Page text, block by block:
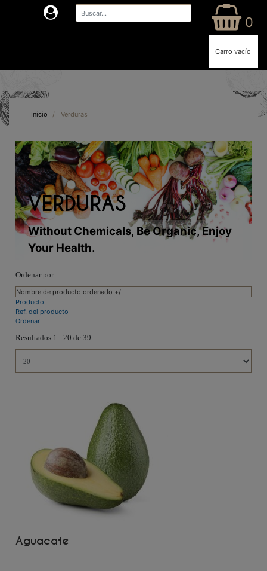
0
Carro vacío
Inicio / Verduras
VERDURAS
Without Chemicals, Be Organic, Enjoy
Your Health.
Ordenar por
Nombre de producto ordenado +/-
Producto
Ref. del producto
Ordenar
Resultados 1 - 20 de 39
Aguacate